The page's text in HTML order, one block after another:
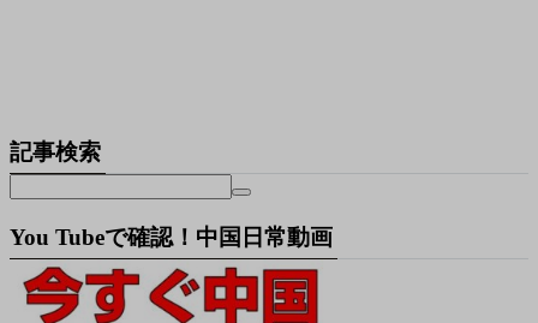
記事検索
You Tubeで確認！中国日常動画